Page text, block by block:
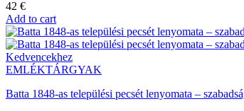
42 €
Add to cart
Kedvencekhez
EMLÉKTÁRGYAK
Batta 1848-as települési pecsét lenyomata –